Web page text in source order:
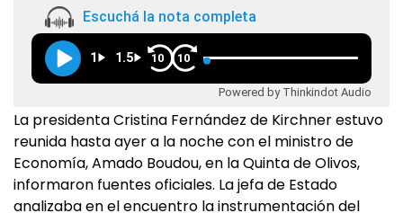
Escuchá la nota completa
1 1.5 10 10
Powered by Thinkindot Audio
La presidenta Cristina Fernández de Kirchner estuvo
reunida hasta ayer a la noche con el ministro de
Economía, Amado Boudou, en la Quinta de Olivos,
informaron fuentes oficiales. La jefa de Estado
analizaba en el encuentro la instrumentación del